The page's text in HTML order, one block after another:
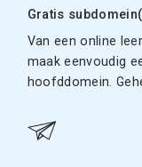
Gratis
Van een online
maak eenvoudig
hoofddomein.